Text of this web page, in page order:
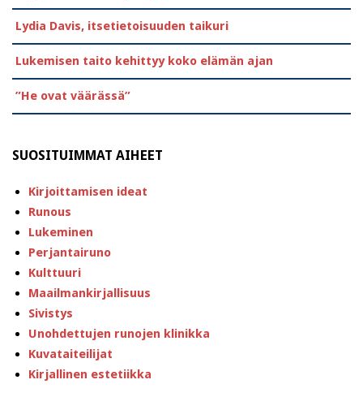
Lydia Davis, itsetietoisuuden taikuri
Lukemisen taito kehittyy koko elämän ajan
”He ovat väärässä”
SUOSITUIMMAT AIHEET
Kirjoittamisen ideat
Runous
Lukeminen
Perjantairuno
Kulttuuri
Maailmankirjallisuus
Sivistys
Unohdettujen runojen klinikka
Kuvataiteilijat
Kirjallinen estetiikka